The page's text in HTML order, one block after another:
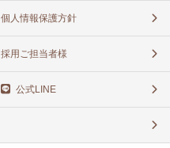
個人情報保護方針
採用ご担当者様
公式LINE